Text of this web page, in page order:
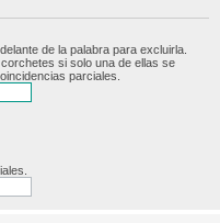
delante de la palabra para excluirla.
si solo una de ellas se
parciales.